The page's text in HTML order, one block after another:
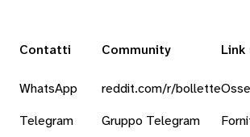
Contatti
WhatsApp
Telegram
Community
reddit.com/r/bollette
Gruppo Telegram